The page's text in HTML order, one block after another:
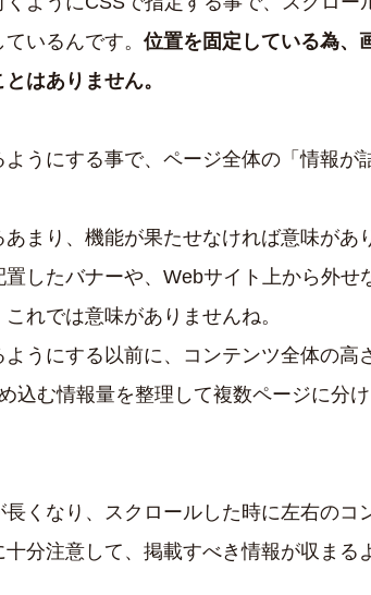
いるんです。 位置を固定している為、
はありません。
うにする事で、ページ全体の「情報
まり、機能が果たせなければ意味があ
したバナーや、Webサイト上から外
れでは意味がありませんね。
うにする以前に、コンテンツ全体の高
込む情報量を整理して複数ページに分
長くなり、スクロールした時に左右の
分注意して、掲載すべき情報が収まる